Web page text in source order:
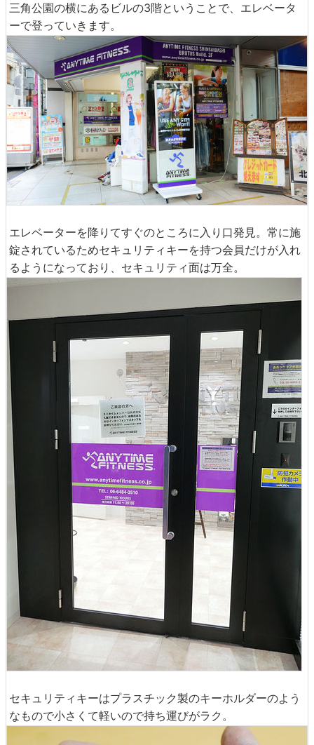
三角公園の横にあるビルの3階ということで、エレベータ
ーで登っていきます。
エレベーターを降りてすぐのところに入り口発見。常に施
錠されているためセキュリティキーを持つ会員だけが入れ
るようになっており、セキュリティ面は万全。
セキュリティキーはプラスチック製のキーホルダーのよう
なもので小さくて軽いので持ち運びがラク。